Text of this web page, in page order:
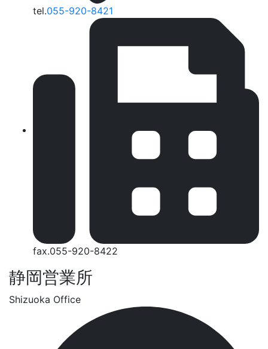
tel.055-920-8421
fax.055-920-8422
静岡営業所
Shizuoka Office